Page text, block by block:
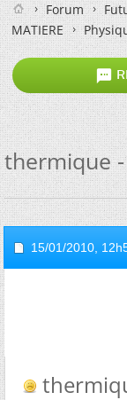
Forum
MATIERE

thermique
15/01/2010,